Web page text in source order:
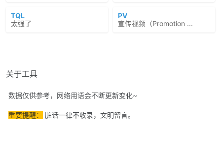
TQL
太强了
PV
宣传视频（Promotion ...
关于工具
数据仅供参考，网络用语会不断更新变化~
重要提醒： 脏话一律不收录，文明留言。